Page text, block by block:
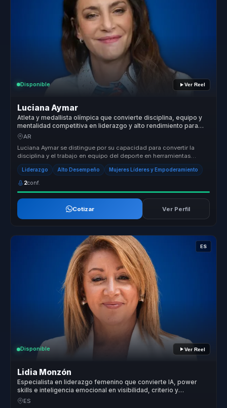
Disponible Ver Reel
Luciana Aymar
Atleta y medallista olímpica que convierte disciplina, equipo y
mentalidad competitiva en liderazgo y alto rendimiento para
organizaciones.
AR
Luciana Aymar se distingue por su capacidad para convertir la
disciplina y el trabajo en equipo del deporte en herramientas
poderosas par...
Liderazgo Alto Desempeño Mujeres Líderes y Empoderamiento
2conf.
Cotizar Ver Perfil
ES
Disponible Ver Reel
Lidia Monzón
Especialista en liderazgo femenino que convierte IA, power
skills e inteligencia emocional en visibilidad, criterio y
crecimiento para mujeres líderes.
ES